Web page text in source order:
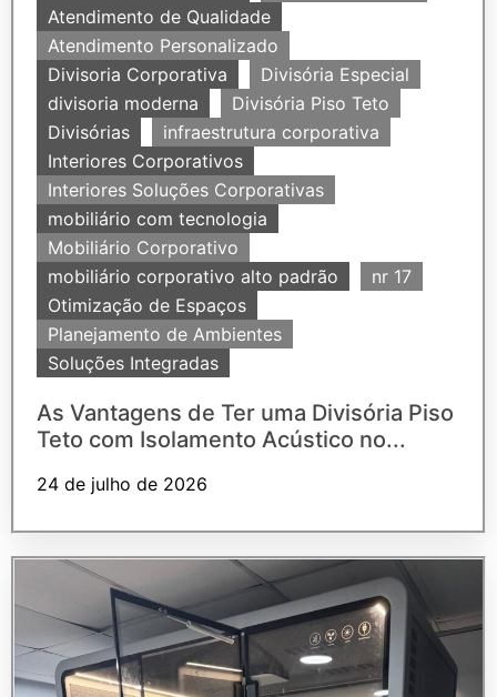
Atendimento de Qualidade
Atendimento Personalizado
Divisoria Corporativa
Divisória Especial
divisoria moderna
Divisória Piso Teto
Divisórias
infraestrutura corporativa
Interiores Corporativos
Interiores Soluções Corporativas
mobiliário com tecnologia
Mobiliário Corporativo
mobiliário corporativo alto padrão
nr 17
Otimização de Espaços
Planejamento de Ambientes
Soluções Integradas
As Vantagens de Ter uma Divisória Piso
Teto com Isolamento Acústico no...
24 de julho de 2026